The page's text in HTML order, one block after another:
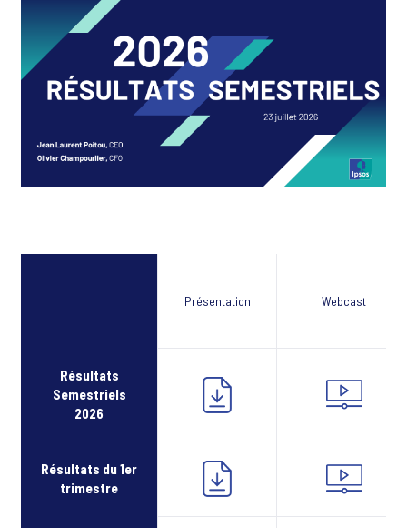
Présentation Webcast
Résultats
Semestriels
2026
Résultats du 1er
trimestre